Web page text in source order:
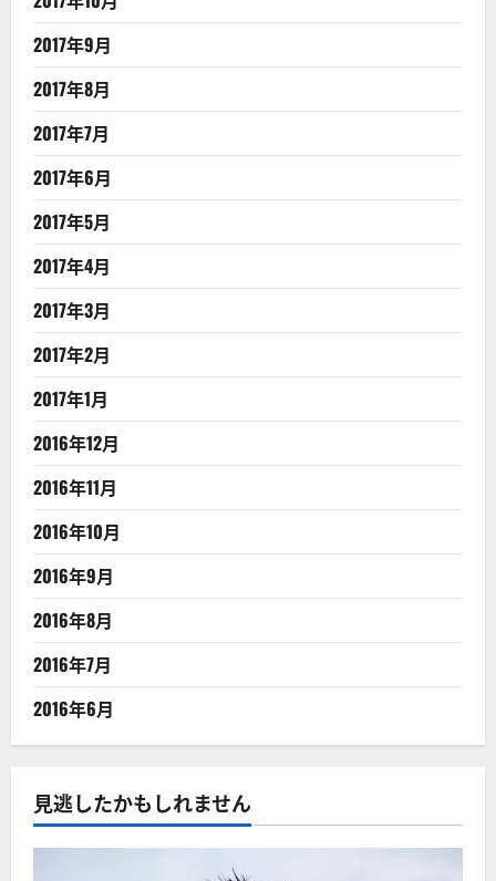
2017年9月
2017年8月
2017年7月
2017年6月
2017年5月
2017年4月
2017年3月
2017年2月
2017年1月
2016年12月
2016年11月
2016年10月
2016年9月
2016年8月
2016年7月
2016年6月
見逃したかもしれません